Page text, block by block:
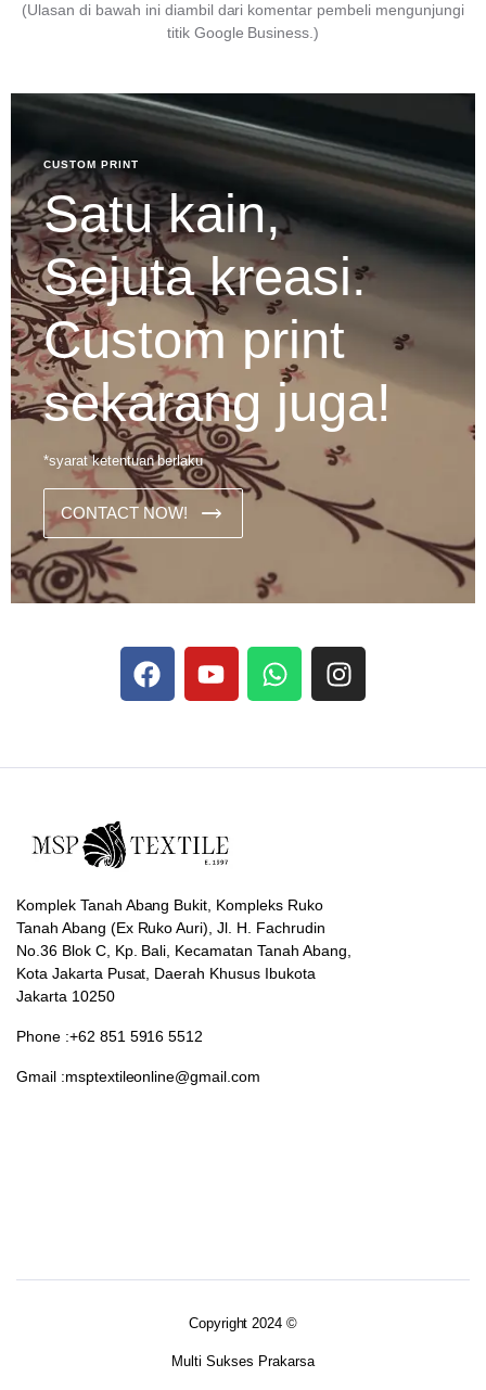
(Ulasan di bawah ini diambil dari komentar pembeli mengunjungi
titik Google Business.)
CUSTOM PRINT
Satu kain,
Sejuta kreasi.
Custom print
sekarang juga!
*syarat ketentuan berlaku
CONTACT NOW!
francophones.
Komplek Tanah Abang Bukit, Kompleks Ruko
Tanah Abang (Ex Ruko Auri), Jl. H. Fachrudin
No.36 Blok C, Kp. Bali, Kecamatan Tanah Abang,
Kota Jakarta Pusat, Daerah Khusus Ibukota
Jakarta 10250
Phone :+62 851 5916 5512
Gmail :msptextileonline@gmail.com
Copyright 2024 ©
Multi Sukses Prakarsa